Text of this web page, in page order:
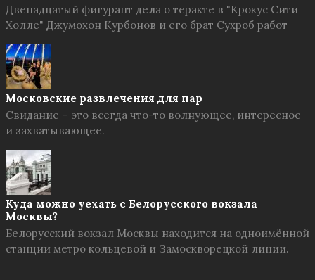
Двенадцатый фигурант дела о теракте в "Крокус Сити
Холле" Джумохон Курбонов и его брат Сухроб работ
Московские развлечения для пар
Свидание – это всегда что-то волнующее, интересное
и захватывающее.
Куда можно уехать с Белорусского вокзала
Москвы?
Белорусский вокзал Москвы находится на одноимённой
станции метро кольцевой и Замоскворецкой линии.